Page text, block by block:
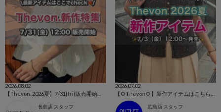
2026.08.02
長島店 スタッフ
2026.07.02
広島店 スタッフ